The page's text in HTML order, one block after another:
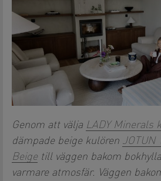
Genom att välja LADY Minerals
dämpade beige kulören JOTUN
Beige till väggen bakom
varmare atmosfär. Väggen